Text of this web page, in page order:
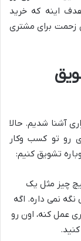
اینه که خرید
زحمت برای مشتری
آشنا شدیم. حالا
رو تو کسب وکار
تشویق کنیم:
چیز مثل یک
نمی داره. اگه
عمل کنه، اون رو